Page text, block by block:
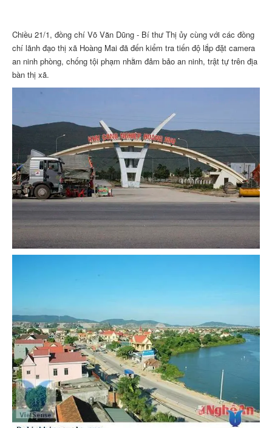
Chiều 21/1, đồng chí Võ Văn Dũng - Bí thư Thị ủy cùng với các đồng
chí lãnh đạo thị xã Hoàng Mai đã đến kiểm tra tiến độ lắp đặt camera
an ninh phòng, chống tội phạm nhằm đảm bảo an ninh, trật tự trên địa
bàn thị xã.